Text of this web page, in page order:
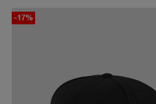
-17%